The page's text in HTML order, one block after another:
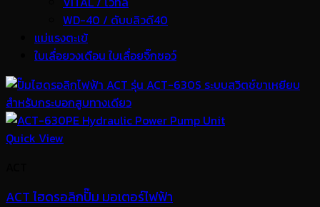
WD-40 / ดับบลิวดี40
แม่แรงตะเข้
ใบเลื่อยวงเดือน ใบเลื่อยจิ๊กซอว์
Quick View
ACT ไฮดรอลิกปั๊ม มอเตอร์ไฟฟ้า